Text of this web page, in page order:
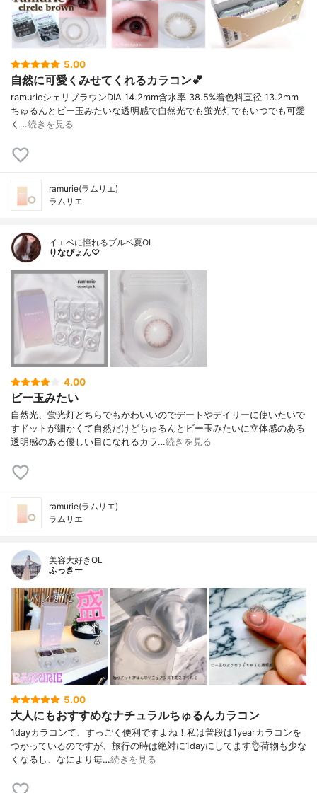
5.00
自然に可愛くみせてくれるカラコン💕
ramurieシェリブラウン⁡DIA 14.2mm含水率 38.5%着色料直径 13.2mm⁡
ちゅるんとビー玉みたいな透明感で自然光でも蛍光灯でもいつでも可愛
く…続きを見る
ramurie(ラムリエ)
ラムリエ
イエベに憧れるブルベ夏OL
りなぴょん♡
4.00
ビー玉みたい
自然光、蛍光灯どちらでもかわいいのでデートやデイリーに使いたいで
すドットが細かくて自然だけどちゅるんとビー玉みたいに立体感のある
透明感のある優しい目になれるカラ…続きを見る
ramurie(ラムリエ)
ラムリエ
美容大好きOL
ふっきー
5.00
大人にもおすすめなナチュラルちゅるんカラコン
1dayカラコンて、すっごく便利ですよね！私は普段は1yearカラコンを
つかっているのですが、旅行の時は絶対に1dayにしてます👌荷物も少な
くなるし、なにより毎…続きを見る